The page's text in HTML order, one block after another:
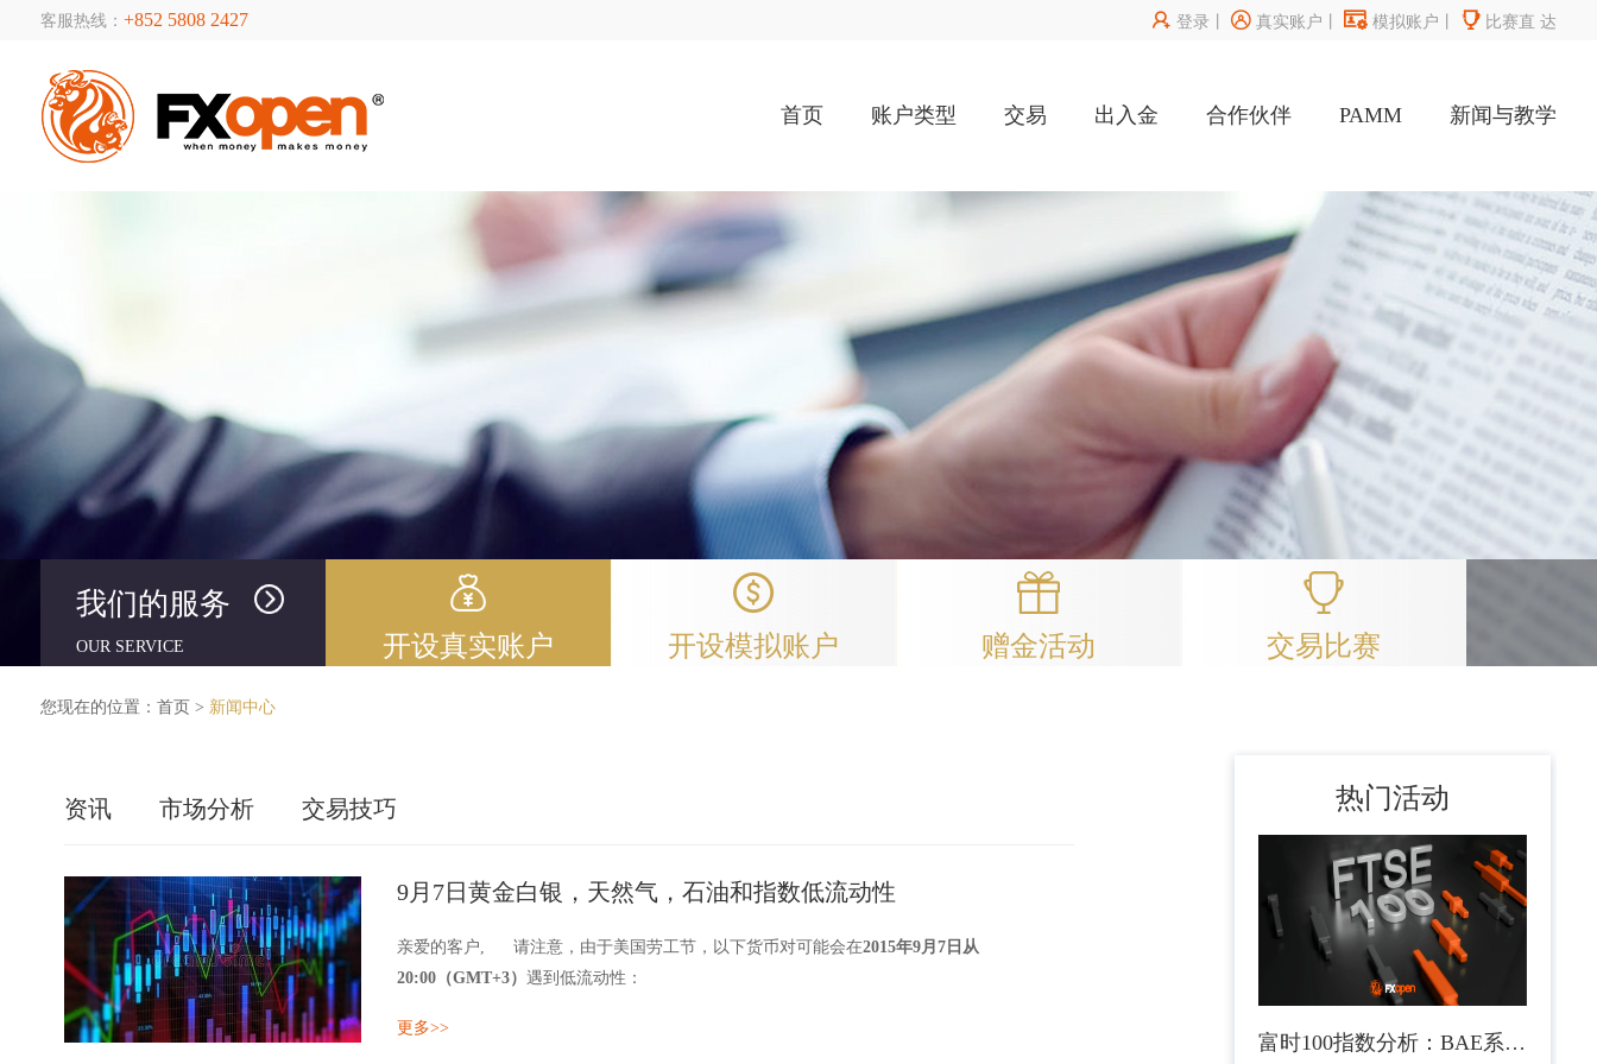
客服热线： +852 5808 2427  登录 丨 真实账户  模拟账户  比赛直 达
首页 账户类型 交易 出入金 合作伙伴 PAMM 新闻与教学
我们的服务
OUR SERVICE 开设真实账户 开设模拟账户 赠金活动 交易比赛
您现在的位置： 首页 > 新闻中心
资讯 市场分析 交易技巧
9月7日黄金白银，天然气，石油和指数低流动性
亲爱的客户, 请注意，由于美国劳工节，以下货币对可能会在2015年9月7日从
20:00（GMT+3） 遇到低流动性：
更多>>
热门活动
富时100指数分析：BAE系统公司强劲盈利支撑指数上涨至接近历史高位